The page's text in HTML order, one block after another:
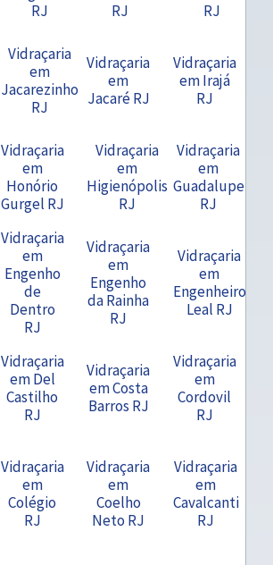
RJ
RJ
RJ
Vidraçaria
em
Jacarezinho
RJ
Vidraçaria
em
Jacaré RJ
Vidraçaria
em Irajá
RJ
Vidraçaria
em
Honório
Gurgel RJ
Vidraçaria
em
Higienópolis
RJ
Vidraçaria
em
Guadalupe
RJ
Vidraçaria
em
Engenho
de
Dentro
RJ
Vidraçaria
em
Engenho
da Rainha
RJ
Vidraçaria
em
Engenheiro
Leal RJ
Vidraçaria
em Del
Castilho
RJ
Vidraçaria
em Costa
Barros RJ
Vidraçaria
em
Cordovil
RJ
Vidraçaria
em
Colégio
RJ
Vidraçaria
em
Coelho
Neto RJ
Vidraçaria
em
Cavalcanti
RJ